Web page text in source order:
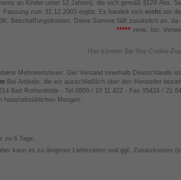
an Kinder unter 12 Jahren), die sich gemäß §129 Abs.
Fassung zum 31.12.2003 ergibt. Es handelt sich nicht um
BK: Beschaffungskosten. Diese Summe fällt zusätzlich an,
***** verw. bis:
Hier können Sie Ihre Cookie-
Mehrwertsteuer. Der Versand innerhalb
Bei Artikeln, die wir ausschließlich über den Hersteller
Bad Rothenfelde - Tel 0800 / 10 11 422 - Fax 05424 / 21
haushaltsüblichen Mengen.
zu 6 Tage.
kann es zu längeren Lieferzeiten und ggf. Zusatzkosten